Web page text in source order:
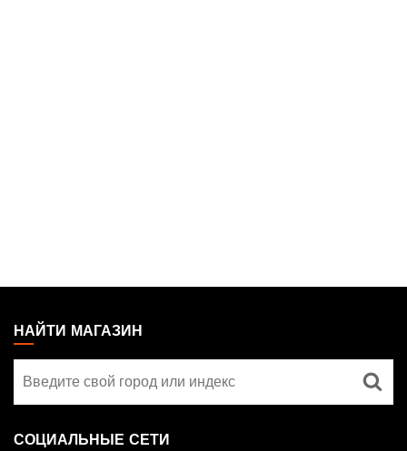
THE
GATHERING
FOOTER
НАЙТИ МАГАЗИН
магазин
СОЦИАЛЬНЫЕ СЕТИ